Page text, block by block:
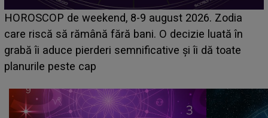
Emanuel a ținut ACEST DETALIU ASCUNS până
acum! În fața Alexandrei, concurentul din Casa Iubirii
face o MĂRTURISIRE NEAȘTEPTATĂ despre mama
sa: "I-am spus și ei în față, eu nu te iubesc pentru